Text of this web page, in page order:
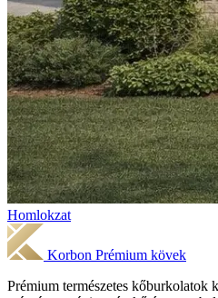
Homlokzat
Korbon Prémium kövek
Prémium természetes kőburkolatok